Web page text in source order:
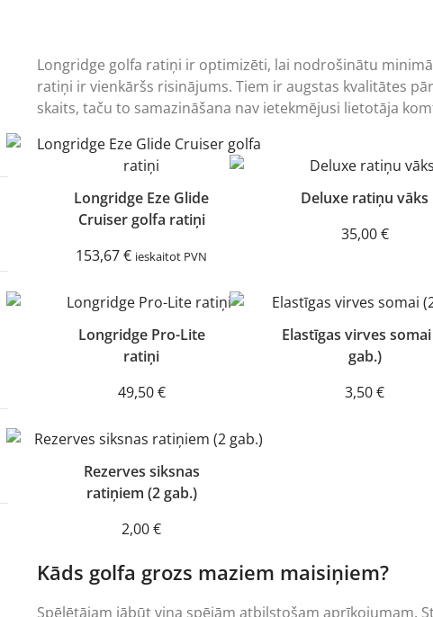
Longridge golfa ratiņi ir optimizēti, lai nodrošinātu
ratiņi ir vienkāršs risinājums. Tiem ir augstas kvalitātes
skaits, taču to samazināšana nav ietekmējusi lietotāja
Longridge Eze Glide
Cruiser golfa ratiņi
153,67€ ieskaitot PVN
Deluxe ratiņu vāks
35,00€
Longridge Pro-Lite
ratiņi
49,50€
Elastīgas virves
gab.)
3,50€
Rezerves siksnas
ratiņiem (2 gab.)
2,00€
Kāds golfa grozs maziem maisiņiem?
Spēlētājam jābūt viņa spējām atbilstošam aprīkojumam.